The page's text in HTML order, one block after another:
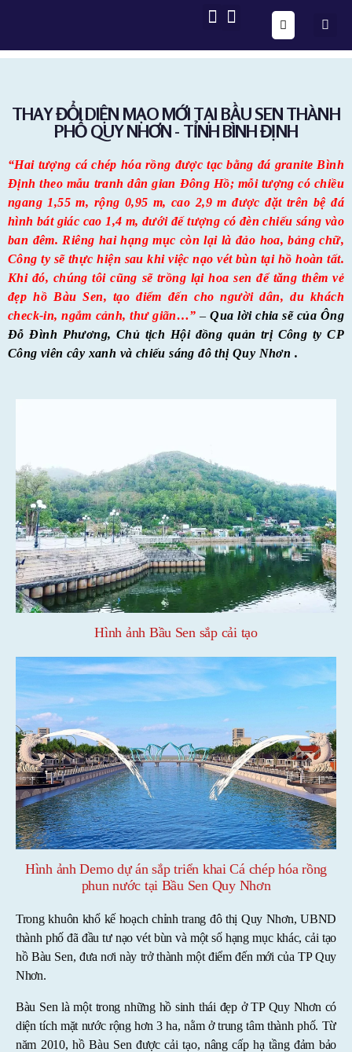
THAY ĐỔI DIỆN MẠO MỚI TẠI BẦU SEN THÀNH
PHỐ QUY NHƠN - TỈNH BÌNH ĐỊNH
“Hai tượng cá chép hóa rồng được tạc bằng đá granite Bình
Định theo mẫu tranh dân gian Đông Hồ; mỗi tượng có chiều
ngang 1,55 m, rộng 0,95 m, cao 2,9 m được đặt trên bệ đá
hình bát giác cao 1,4 m, dưới đế tượng có đèn chiếu sáng vào
ban đêm. Riêng hai hạng mục còn lại là đảo hoa, bảng chữ,
Công ty sẽ thực hiện sau khi việc nạo vét bùn tại hồ hoàn tất.
Khi đó, chúng tôi cũng sẽ trồng lại hoa sen để tăng thêm vẻ
đẹp hồ Bàu Sen, tạo điểm đến cho người dân, du khách
check-in, ngắm cảnh, thư giãn…” –Qua lời chia sẽ của Ông
Đỗ Đình Phương, Chủ tịch Hội đồng quản trị Công ty CP
Công viên cây xanh và chiếu sáng đô thị Quy Nhơn .
Hình ảnh Bầu Sen sắp cải tạo
Hình ảnh Demo dự án sắp triển khai Cá chép hóa rồng
phun nước tại Bầu Sen Quy Nhơn
Trong khuôn khổ kế hoạch chỉnh trang đô thị Quy Nhơn, UBND
thành phố đã đầu tư nạo vét bùn và một số hạng mục khác, cải tạo
hồ Bàu Sen, đưa nơi này trở thành một điểm đến mới của TP Quy
Nhơn.
Bàu Sen là một trong những hồ sinh thái đẹp ở TP Quy Nhơn có
diện tích mặt nước rộng hơn 3 ha, nằm ở trung tâm thành phố. Từ
năm 2010, hồ Bàu Sen được cải tạo, nâng cấp hạ tầng đảm bảo